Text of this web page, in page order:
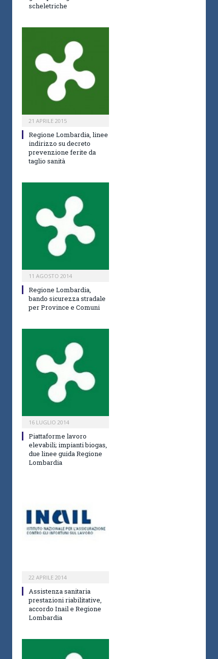
scheletriche
21 APRILE 2015
Regione Lombardia, linee
indirizzo su decreto
prevenzione ferite da
taglio sanità
11 AGOSTO 2014
Regione Lombardia,
bando sicurezza stradale
per Province e Comuni
16 LUGLIO 2014
Piattaforme lavoro
elevabili; impianti biogas,
due linee guida Regione
Lombardia
22 APRILE 2014
Assistenza sanitaria
prestazioni riabilitative,
accordo Inail e Regione
Lombardia